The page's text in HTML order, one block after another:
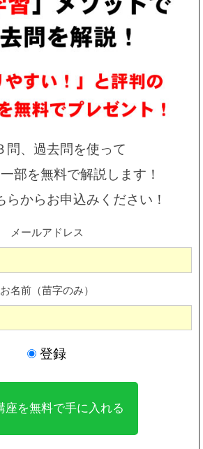
問、過去問を使って
部を無料で解説します！
らからお申込みください！
メールアドレス
お名前（苗字のみ）
登録